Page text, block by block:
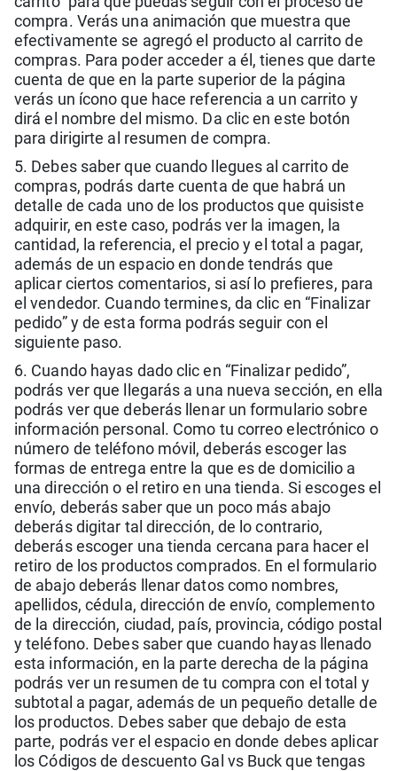
compra. Verás una animación que muestra que
efectivamente se agregó el producto al carrito de
compras. Para poder acceder a él, tienes que darte
cuenta de que en la parte superior de la página
verás un ícono que hace referencia a un carrito y
dirá el nombre del mismo. Da clic en este botón
para dirigirte al resumen de compra.
5. Debes saber que cuando llegues al carrito de
compras, podrás darte cuenta de que habrá un
detalle de cada uno de los productos que quisiste
adquirir, en este caso, podrás ver la imagen, la
cantidad, la referencia, el precio y el total a pagar,
además de un espacio en donde tendrás que
aplicar ciertos comentarios, si así lo prefieres, para
el vendedor. Cuando termines, da clic en “Finalizar
pedido” y de esta forma podrás seguir con el
siguiente paso.
6. Cuando hayas dado clic en “Finalizar pedido”,
podrás ver que llegarás a una nueva sección, en ella
podrás ver que deberás llenar un formulario sobre
información personal. Como tu correo electrónico o
número de teléfono móvil, deberás escoger las
formas de entrega entre la que es de domicilio a
una dirección o el retiro en una tienda. Si escoges el
envío, deberás saber que un poco más abajo
deberás digitar tal dirección, de lo contrario,
deberás escoger una tienda cercana para hacer el
retiro de los productos comprados. En el formulario
de abajo deberás llenar datos como nombres,
apellidos, cédula, dirección de envío, complemento
de la dirección, ciudad, país, provincia, código postal
y teléfono. Debes saber que cuando hayas llenado
esta información, en la parte derecha de la página
podrás ver un resumen de tu compra con el total y
subtotal a pagar, además de un pequeño detalle de
los productos. Debes saber que debajo de esta
parte, podrás ver el espacio en donde debes aplicar
los Códigos de descuento Gal vs Buck que tengas